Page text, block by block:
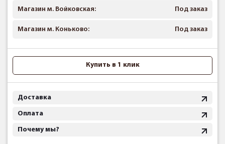
Магазин м. Войковская: Под заказ
Магазин м. Коньково: Под заказ
Купить в 1 клик
Доставка
Оплата
Почему мы?